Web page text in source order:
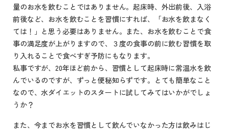
量のお水を飲むことではありません。起床時、外出前後、入浴
前後など、お水を飲むことを習慣にすれば、「お水を飲まなく
ては！」と思う必要はありません。また、お水を飲むことで食
事の満足度が上がりますので、３度の食事の前に飲む習慣を取
り入れることで食べすぎ予防にもなります。
私事ですが、20年ほど前から、習慣として起床時に常温水を飲
んでいるのですが、ずっと便秘知らずです。とても簡単なこと
なので、水ダイエットのスタートに試してみてはいかがでしょ
うか？
また、今までお水を習慣として飲んでいなかった方は飲みはじ